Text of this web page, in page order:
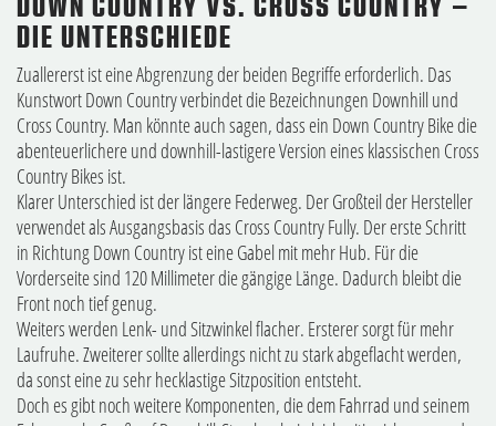
DOWN COUNTRY VS. CROSS COUNTRY –
DIE UNTERSCHIEDE
Zuallererst ist eine Abgrenzung der beiden Begriffe erforderlich. Das
Kunstwort Down Country verbindet die Bezeichnungen Downhill und
Cross Country. Man könnte auch sagen, dass ein Down Country Bike die
abenteuerlichere und downhill-lastigere Version eines klassischen Cross
Country Bikes ist.
Klarer Unterschied ist der längere Federweg. Der Großteil der Hersteller
verwendet als Ausgangsbasis das Cross Country Fully. Der erste Schritt
in Richtung Down Country ist eine Gabel mit mehr Hub. Für die
Vorderseite sind 120 Millimeter die gängige Länge. Dadurch bleibt die
Front noch tief genug.
Weiters werden Lenk- und Sitzwinkel flacher. Ersterer sorgt für mehr
Laufruhe. Zweiterer sollte allerdings nicht zu stark abgeflacht werden,
da sonst eine zu sehr hecklastige Sitzposition entsteht.
Doch es gibt noch weitere Komponenten, die dem Fahrrad und seinem